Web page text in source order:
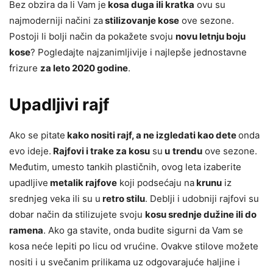
Bez obzira da li Vam je kosa duga ili kratka ovu su
najmoderniji načini zastilizovanje kose ove sezone.
Postoji li bolji način da pokažete svoju novu letnju boju
kose? Pogledajte najzanimljivije i najlepše jednostavne
frizure za leto 2020 godine.
Upadljivi rajf
Ako se pitate kako nositi rajf, a ne izgledati kao deteonda
evo ideje. Rajfovi i trake za kosu su u trendu ove sezone.
Međutim, umesto tankih plastičnih, ovog leta izaberite
upadljive metalik rajfove koji podsećaju nakrunu iz
srednjeg veka ili su u retro stilu. Deblji i udobniji rajfovi su
dobar način da stilizujete svoju kosu srednje dužine ili do
ramena. Ako ga stavite, onda budite sigurni da Vam se
kosa neće lepiti po licu od vrućine. Ovakve stilove možete
nositi i u svečanim prilikama uz odgovarajuće haljine i